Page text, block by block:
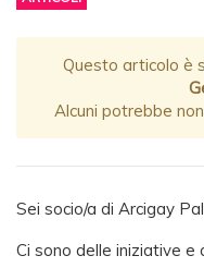
Questo articolo è
Alcuni potrebbe
Sei socio/a di Arcigay
Ci sono delle iniziative